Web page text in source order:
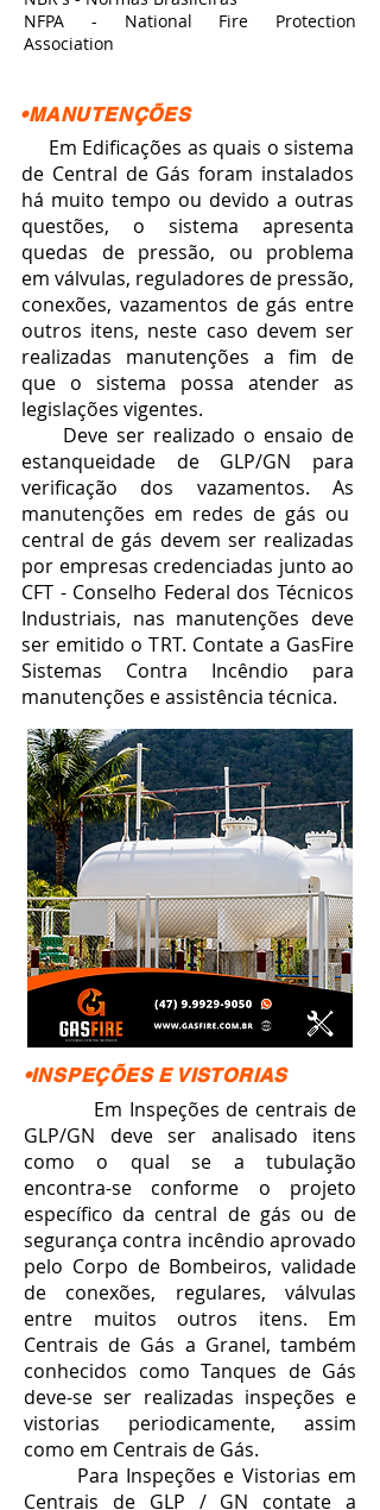
NFPA - National Fire Protection
Association
•MANUTENÇÕES
Em Edificações as quais o sistema
de Central de Gás foram instalados
há muito tempo ou devido a outras
questões, o sistema apresenta
quedas de pressão, ou problema
em válvulas, reguladores de pressão,
conexões, vazamentos de gás entre
outros itens, neste caso devem ser
realizadas manutenções a fim de
que o sistema possa atender as
legislações vigentes.
Deve ser realizado o ensaio de
estanqueidade de GLP/GN para
verificação dos vazamentos. As
manutenções em redes de gás ou
central de gás devem ser realizadas
por empresas credenciadas junto ao
CFT - Conselho Federal dos Técnicos
Industriais, nas manutenções deve
ser emitido o TRT. Contate a GasFire
Sistemas Contra Incêndio para
manutenções e assistência técnica.
•INSPEÇÕES E VISTORIAS
Em Inspeções de centrais de
GLP/GN deve ser analisado itens
como o qual se a tubulação
encontra-se conforme o projeto
específico da central de gás ou de
segurança contra incêndio aprovado
pelo Corpo de Bombeiros, validade
de conexões, regulares, válvulas
entre muitos outros itens. Em
Centrais de Gás a Granel, também
conhecidos como Tanques de Gás
deve-se ser realizadas inspeções e
vistorias periodicamente, assim
como em Centrais de Gás.
Para Inspeções e Vistorias em
Centrais de GLP / GN contate a